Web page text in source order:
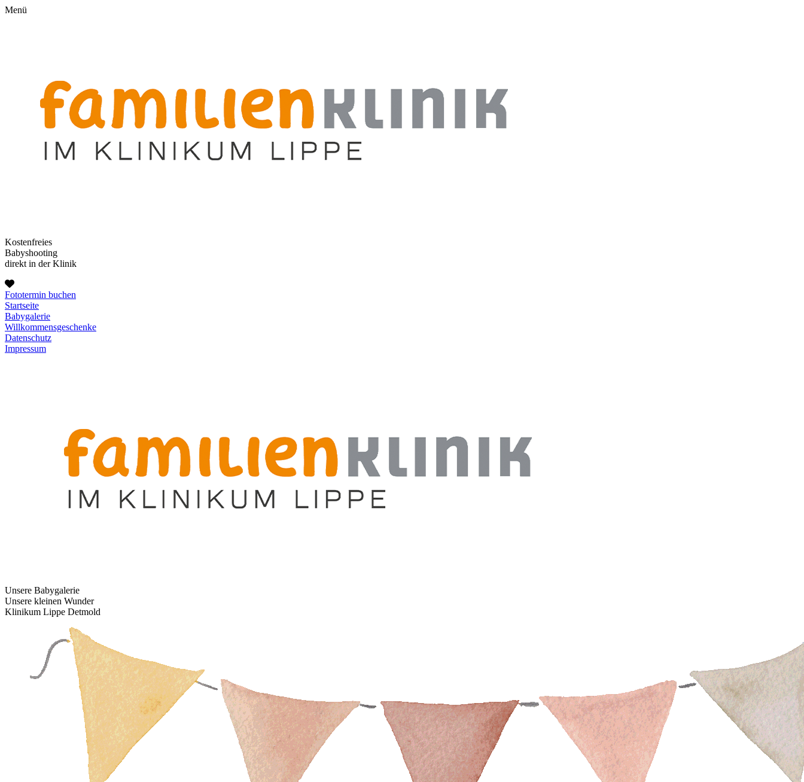
Menü
Kostenfreies
Babyshooting
direkt in der Klinik
Fototermin buchen
Startseite
Babygalerie
Willkommensgeschenke
Datenschutz
Impressum
Unsere Babygalerie
Unsere kleinen Wunder
Klinikum Lippe Detmold